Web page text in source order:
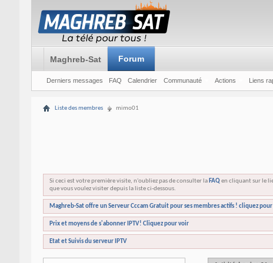
Maghreb-Sat Forum
Derniers messages FAQ Calendrier Communauté Actions Liens
Liste des membres mimo01
Si ceci est votre première visite, n'oubliez pas de consulter la FAQen cliquant sur le
que vous voulez visiter depuis la liste ci-dessous.
Maghreb-Sat offre un Serveur Cccam Gratuit pour ses membres actifs ! cliquez
Prix et moyens de s'abonner IPTV! Cliquez pour voir
Etat et Suivis du serveur IPTV